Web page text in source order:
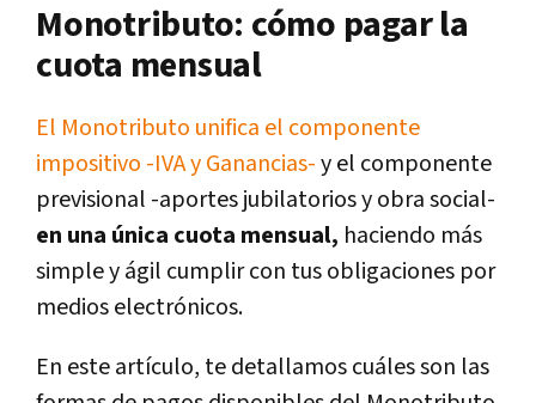
Monotributo: cómo pagar la
cuota mensual
El Monotributo unifica el componente
impositivo -IVA y Ganancias-y el componente
previsional -aportes jubilatorios y obra social-
en una única cuota mensual, haciendo más
simple y ágil cumplir con tus obligaciones por
medios electrónicos.
En este artículo, te detallamos cuáles son las